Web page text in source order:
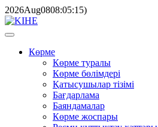
2026Aug0808:05:15)
Көрме
Көрме туралы
Көрме бөлімдері
Қатысушылар тізімі
Бағдарлама
Баяндамалар
Көрме жоспары